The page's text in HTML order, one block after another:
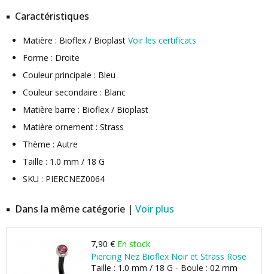
Caractéristiques
Matière : Bioflex / Bioplast Voir les certificats
Forme : Droite
Couleur principale : Bleu
Couleur secondaire : Blanc
Matière barre : Bioflex / Bioplast
Matière ornement : Strass
Thème : Autre
Taille : 1.0 mm / 18 G
SKU : PIERCNEZ0064
Dans la même catégorie | Voir plus
7,90 € En stock
Piercing Nez Bioflex Noir et Strass Rose
Taille : 1.0 mm / 18 G - Boule : 02 mm